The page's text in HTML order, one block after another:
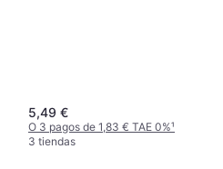
5,49 €
O 3 pagos de 1,83 € TAE 0%¹
3 tiendas